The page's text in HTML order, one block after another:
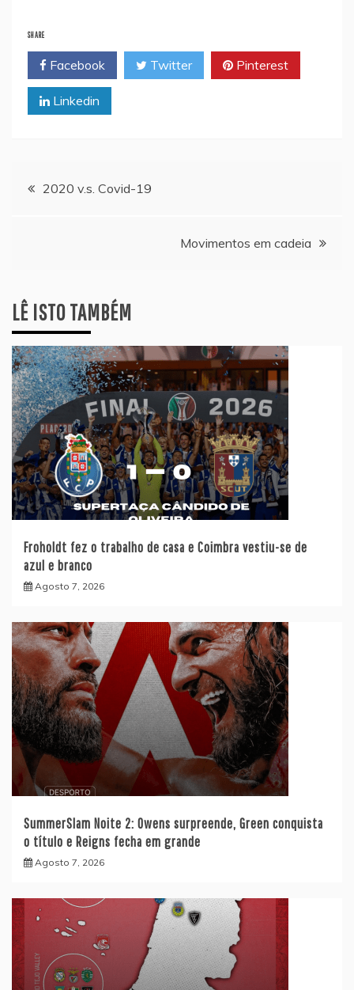
SHARE
Facebook Twitter Pinterest
Linkedin
Navegação
2020 v.s. Covid-19
Movimentos em cadeia
LÊ ISTO TAMBÉM
Froholdt fez o trabalho de casa e Coimbra vestiu-se de
azul e branco
Agosto 7, 2026
SummerSlam Noite 2: Owens surpreende, Green conquista
o título e Reigns fecha em grande
Agosto 7, 2026